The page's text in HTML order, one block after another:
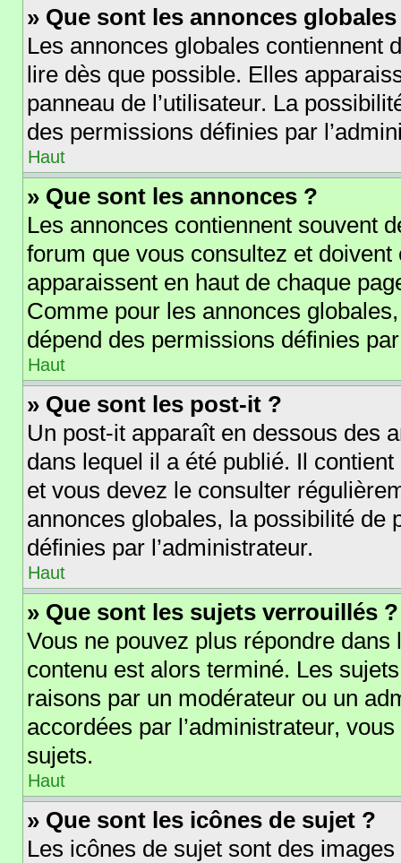
» Que sont les annonces
Les annonces globales contiennent
lire dès que possible. Elles
panneau de l’utilisateur. La
des permissions définies par
Haut
» Que sont les annonces ?
Les annonces contiennent souvent
forum que vous consultez et
apparaissent en haut de chaque
Comme pour les annonces
dépend des permissions définies
Haut
» Que sont les post-it ?
Un post-it apparaît en dessous des
dans lequel il a été publié. Il
et vous devez le consulter
annonces globales, la possibilité de
définies par l’administrateur.
Haut
» Que sont les sujets verrouillés ?
Vous ne pouvez plus répondre
contenu est alors terminé. Les
raisons par un modérateur ou un
accordées par l’administrateur,
sujets.
Haut
» Que sont les icônes de sujet ?
Les icônes de sujet sont des